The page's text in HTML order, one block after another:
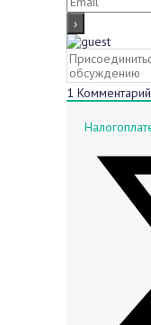
1 Комментарий